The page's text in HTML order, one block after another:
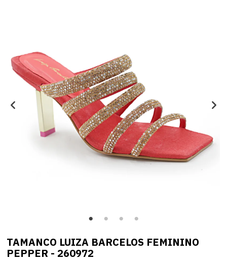
TAMANCO LUIZA BARCELOS FEMININO
PEPPER - 260972